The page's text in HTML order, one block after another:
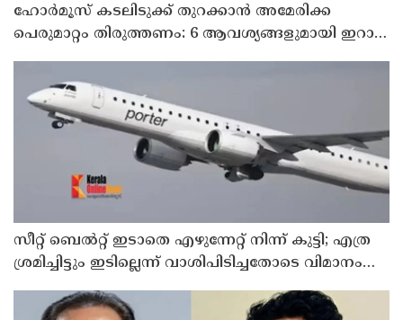
ഹോര്‍മൂസ് കടലിടുക്ക് തുറക്കാന്‍ അമേരിക്ക
പെരുമാറ്റം തിരുത്തണം: 6 ആവശ്യങ്ങളുമായി ഇറാന്‍
സീറ്റ് ബെല്‍റ്റ് ഇടാതെ എഴുന്നേറ്റ് നിന്ന് കുട്ടി; എത്ര
ശ്രമിച്ചിട്ടും ഇടില്ലെന്ന് വാശിപിടിച്ചതോടെ വിമാനം